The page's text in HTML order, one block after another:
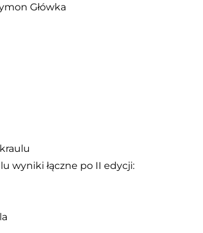
Główka
wyniki łączne po II edycji: